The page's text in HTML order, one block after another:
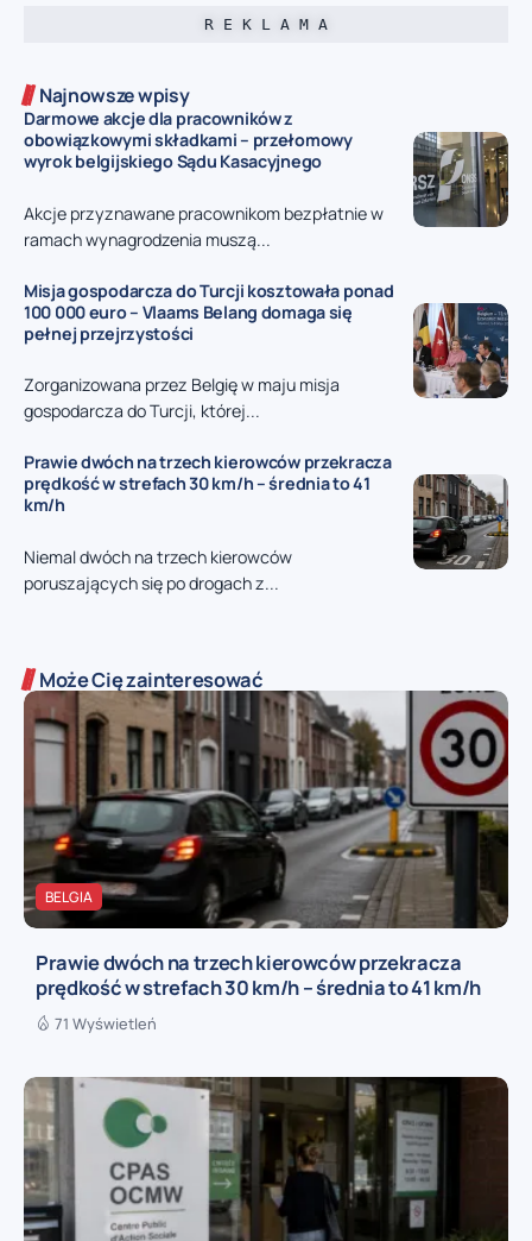
R E K L A M A
Najnowsze wpisy
Darmowe akcje dla pracowników z
obowiązkowymi składkami – przełomowy
wyrok belgijskiego Sądu Kasacyjnego
Akcje przyznawane pracownikom bezpłatnie w
ramach wynagrodzenia muszą...
Misja gospodarcza do Turcji kosztowała ponad
100 000 euro – Vlaams Belang domaga się
pełnej przejrzystości
Zorganizowana przez Belgię w maju misja
gospodarcza do Turcji, której...
Prawie dwóch na trzech kierowców przekracza
prędkość w strefach 30 km/h – średnia to 41
km/h
Niemal dwóch na trzech kierowców
poruszających się po drogach z...
Może Cię zainteresować
BELGIA
Prawie dwóch na trzech kierowców przekracza
prędkość w strefach 30 km/h – średnia to 41 km/h
71 Wyświetleń